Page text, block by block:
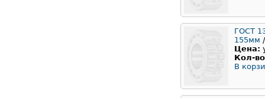
ГОСТ
155мм /
Цена:
Кол-
В